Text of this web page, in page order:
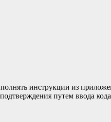
инструкции из
путем ввода